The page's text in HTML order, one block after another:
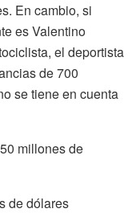
En cambio, si
es Valentino
el deportista
de 700
se tiene en cuenta
millones de
de dólares